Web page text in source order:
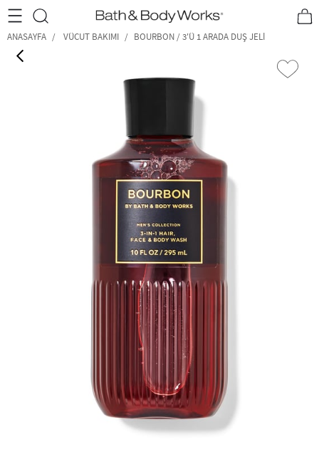
•2200₺ ve Üzeri Kargo Ücretsiz!• *Promosyon Detayları
ANASAYFA VÜCUT BAKIMI BOURBON / 3'Ü 1 ARADA DUŞ JELI